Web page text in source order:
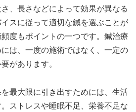
、長さなどによって効果が異なる
スに従って適切な鍼を選ぶことが
度もポイントの一つです。鍼治療
は、一度の施術ではなく、一定の
があります。
最大限に引き出すためには、生活
ストレスや睡眠不足、栄養不足な